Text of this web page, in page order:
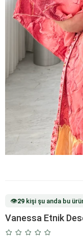
👁️29 kişi şu anda bu
Vanessa Etnik